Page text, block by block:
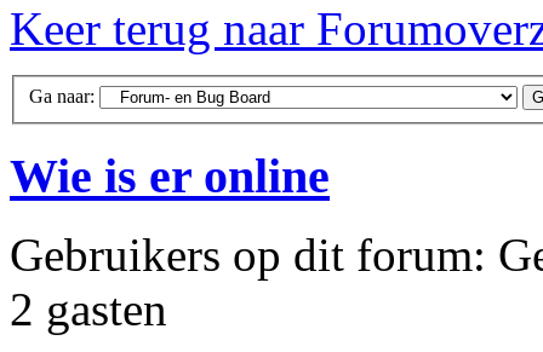
Keer terug naar
Ga naar:
Wie is er online
Gebruikers op dit forum:
2 gasten